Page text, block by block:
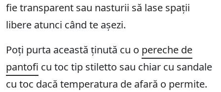
fie transparent sau nasturii să lase spații
libere atunci când te așezi.
Poți purta această ținută cu o pereche de
pantofi cu toc tip stiletto sau chiar cu sandale
cu toc dacă temperatura de afară o permite.